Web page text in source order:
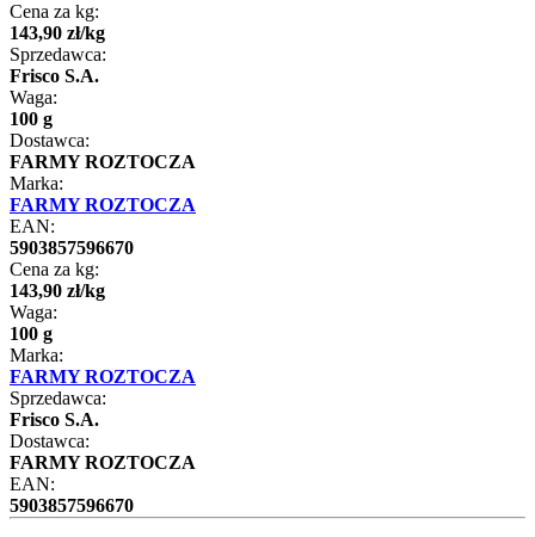
Cena za kg:
143,90 zł/kg
Sprzedawca:
Frisco S.A.
Waga:
100 g
Dostawca:
FARMY ROZTOCZA
Marka:
FARMY ROZTOCZA
EAN:
5903857596670
Cena za kg:
143,90 zł/kg
Waga:
100 g
Marka:
FARMY ROZTOCZA
Sprzedawca:
Frisco S.A.
Dostawca:
FARMY ROZTOCZA
EAN:
5903857596670